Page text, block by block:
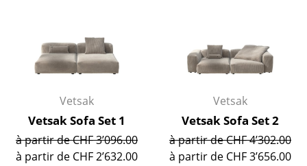
Secrétaires & Tables PC
Tables de conférence et Pupitres
Tables hautes & Pupitres
Tables enfants
Table de jardin
Vetsak
Vetsak Sofa Set 1
à partir de CHF 3’096.00
à partir de CHF 2’632.00
Vetsak
Vetsak Sofa Set 2
à partir de CHF 4’302.00
à partir de CHF 3’656.00